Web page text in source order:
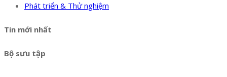
Phát triển & Thử nghiệm
Tin mới nhất
Bộ sưu tập